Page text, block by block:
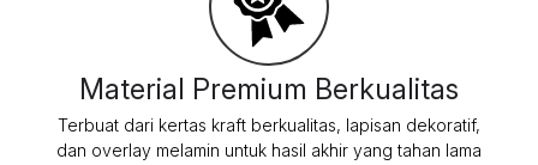
Material Premium Berkualitas
Terbuat dari kertas kraft berkualitas, lapisan dekoratif,
dan overlay melamin untuk hasil akhir yang tahan lama
dan elegan.